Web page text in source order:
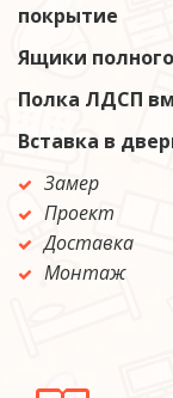
покрытие
Ящики
Полка ЛДСП
Вставка в
Замер
Проект
Доставка
Монтаж